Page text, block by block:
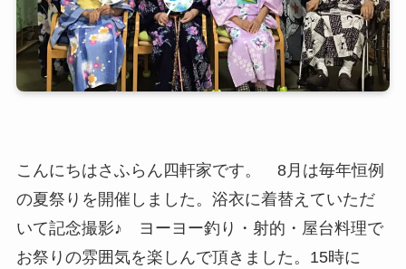
こんにちはさふらん四軒家です。 8月は毎年恒例
の夏祭りを開催しました。浴衣に着替えていただ
いて記念撮影♪ ヨーヨー釣り・射的・屋台料理で
お祭りの雰囲気を楽しんで頂きました。15時に